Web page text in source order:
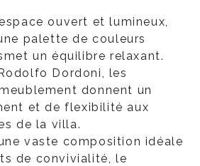
ouvert et lumineux,
palette de couleurs
un équilibre relaxant.
Dordoni, les
donnent un
et de flexibilité aux
de la villa.
vaste composition idéale
de convivialité, le